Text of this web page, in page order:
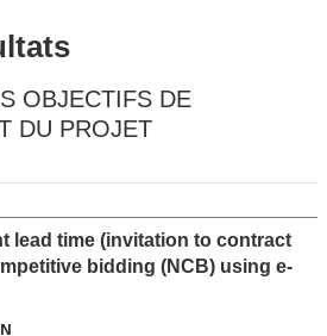
OBJECTIFS DE
DU PROJET
lead time (invitation to contract
bidding (NCB) using e-